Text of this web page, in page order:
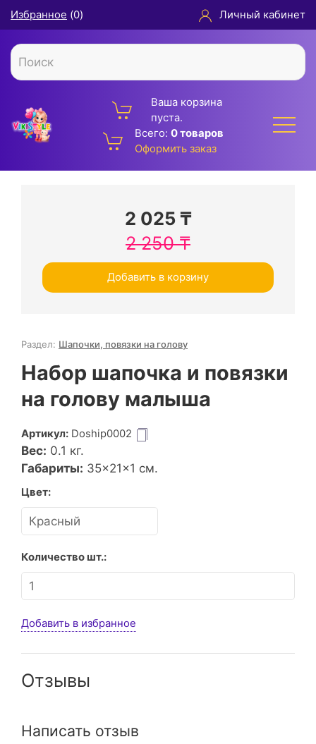
Избранное (0) Личный кабинет
Ваша корзина
пуста.
Всего: 0 товаров
Оформить заказ
2 025₸
2 250₸
Добавить в корзину
Раздел: Шапочки, повязки на голову
Набор шапочка и повязки
на голову малыша
Артикул: Doship0002
Вес: 0.1 кг.
Габариты: 35×21×1 см.
Цвет:
Количество шт.:
Добавить в избранное
Отзывы
Написать отзыв